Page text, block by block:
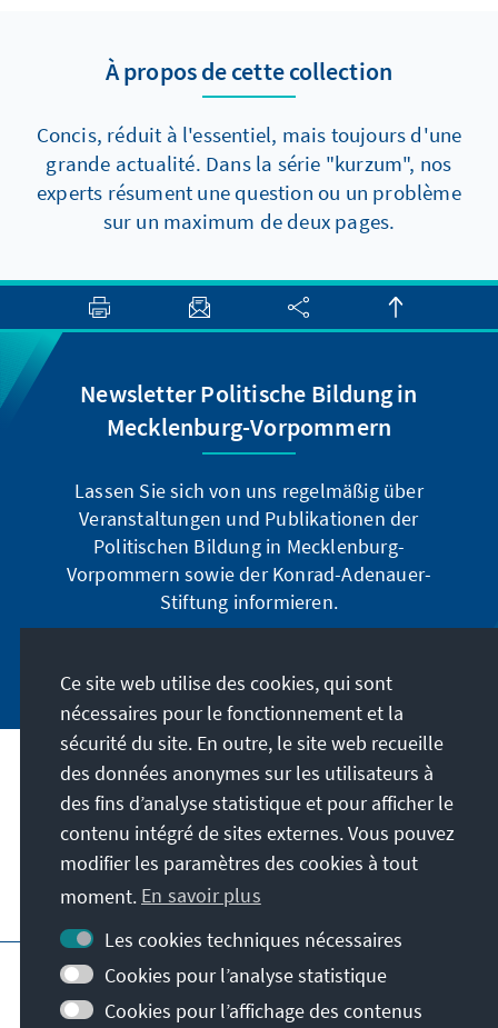
aber zumindest zwei Elemente, die auch
kurzfristig politisch durchsetzbar sein sollten.
À propos de cette collection
Concis, réduit à l'essentiel, mais toujours d'une
grande actualité. Dans la série "kurzum", nos
experts résument une question ou un problème
sur un maximum de deux pages.
Newsletter Politische Bildung in
Mecklenburg-Vorpommern
Lassen Sie sich von uns regelmäßig über
Veranstaltungen und Publikationen der
Politischen Bildung in Mecklenburg-
Vorpommern sowie der Konrad-Adenauer-
Stiftung informieren.
Adresse
Contact
Visitez aussi
Page principale de la KAS
Impressum
Protection des données
Conditions d'utilisation
Ce site web utilise des cookies, qui sont
nécessaires pour le fonctionnement et la
sécurité du site. En outre, le site web recueille
des données anonymes sur les utilisateurs à
des fins d’analyse statistique et pour afficher le
contenu intégré de sites externes. Vous pouvez
modifier les paramètres des cookies à tout
moment. En savoir plus
Les cookies techniques nécessaires
Cookies pour l’analyse statistique
Cookies pour l’affichage des contenus